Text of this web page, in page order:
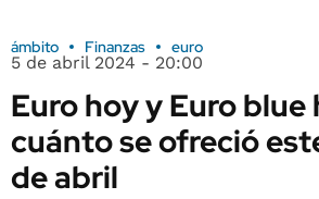
ámbito Finanzas euro
5 de abril 2024 - 20:00
Euro hoy y Euro blue
cuánto se ofreció
de abril